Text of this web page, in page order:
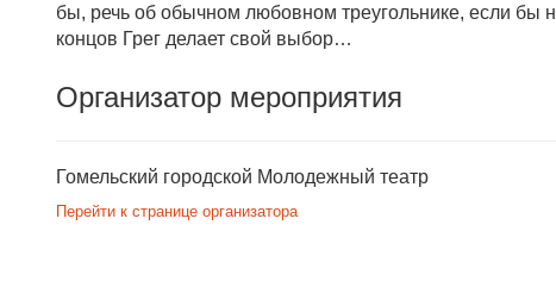
бы, речь об обычном любовном треугольнике, если бы
концов Грег делает свой выбор…
Организатор мероприятия
Гомельский городской Молодежный театр
Перейти к странице организатора